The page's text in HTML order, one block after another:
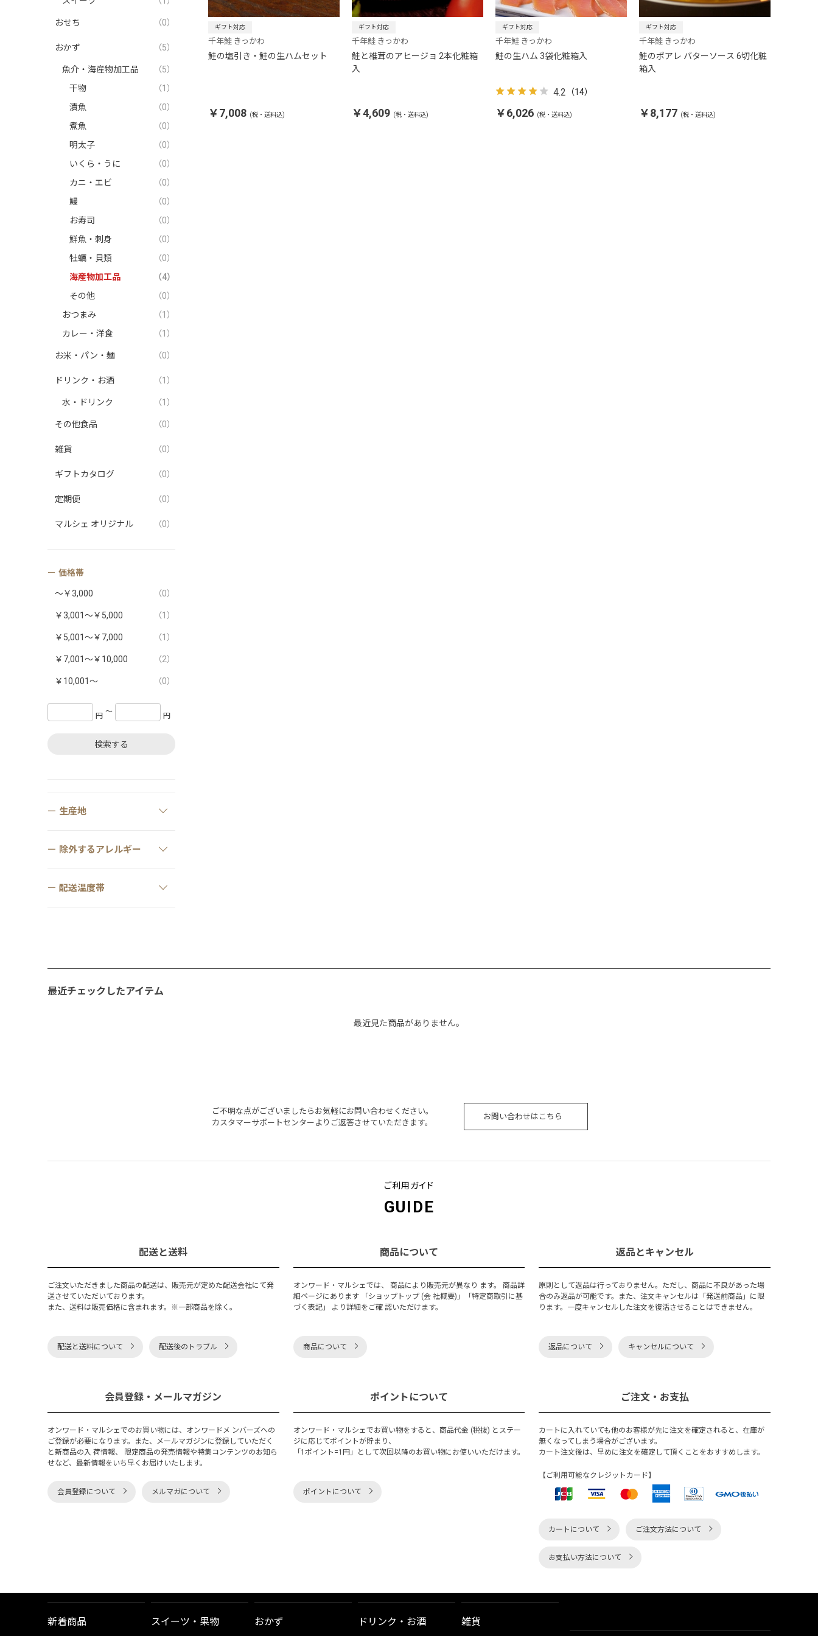
ギフト対応
千年鮭 きっかわ
鮭の塩引き・鮭の生ハムセット
￥7,008 (税・送料込)
ギフト対応
千年鮭 きっかわ
鮭と椎茸のアヒージョ 2本化粧箱
入
￥4,609 (税・送料込)
ギフト対応
千年鮭 きっかわ
鮭の生ハム 3袋化粧箱入
4.2 （14）
￥6,026 (税・送料込)
ギフト対応
千年鮭 きっかわ
鮭のポアレ バターソース 6切化粧
箱入
￥8,177 (税・送料込)
おせち （0）
おかず （5）
魚介・海産物加工品
（5）
干物
（1）
漬魚
（0）
煮魚
（0）
明太子
（0）
いくら・うに
（0）
カニ・エビ
（0）
鰻
（0）
お寿司
（0）
鮮魚・刺身
（0）
牡蠣・貝類
（0）
海産物加工品
（4）
その他
（0）
おつまみ
（1）
カレー・洋食
（1）
お米・パン・麺 （0）
ドリンク・お酒 （1）
水・ドリンク （1）
その他食品 （0）
雑貨 （0）
ギフトカタログ （0）
定期便 （0）
マルシェ オリジナル （0）
価格帯
～￥3,000 （0）
￥3,001～￥5,000 （1）
￥5,001～￥7,000 （1）
￥7,001～￥10,000 （2）
￥10,001～ （0）
円 〜 円
検索する
生産地
除外するアレルギー
配送温度帯
最近チェックしたアイテム
最近見た商品がありません。
ご不明な点がございましたらお気軽にお問い合わせください。
カスタマーサポートセンターよりご返答させていただきます。
お問い合わせはこちら
ご利用ガイド
GUIDE
配送と送料
ご注文いただきました商品の配送は、販売元が定めた配送会社にて発
送させていただいております。
また、送料は販売価格に含まれます。※一部商品を除く。
配送と送料について 配送後のトラブル
商品について
オンワード・マルシェでは、 商品により販売元が異なり ます。 商品詳
細ページにあります 「ショップトップ (会 社概要)」「特定商取引に基
づく表記」 より詳細をご確 認いただけます。
商品について
返品とキャンセル
原則として返品は行っておりません。ただし、商品に不良があった場
合のみ返品が可能です。また、注文キャンセルは「発送前商品」に限
ります。一度キャンセルした注文を復活させることはできません。
返品について キャンセルについて
会員登録・メールマガジン
オンワード・マルシェでのお買い物には、オンワードメ ンバーズへの
ご登録が必要になります。また、メールマガジンに登録していただく
と新商品の入 荷情報、 限定商品の発売情報や特集コンテンツのお知ら
せなど、最新情報をいち早くお届けいたします。
会員登録について メルマガについて
ポイントについて
オンワード・マルシェでお買い物をすると、商品代金 (税抜) とステー
ジに応じてポイントが貯まり、
「1ポイント=1円」として次回以降のお買い物にお使いいただけます。
ポイントについて
ご注文・お支払
カートに入れていても他のお客様が先に注文を確定されると、在庫が
無くなってしまう場合がございます。
カート注文後は、早めに注文を確定して頂くことをおすすめします。
【ご利用可能なクレジットカード】
カートについて ご注文方法について
お支払い方法について
新着商品 スイーツ・果物 おかず ドリンク・お酒 雑貨